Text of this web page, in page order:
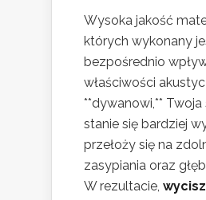
Wysoka jakość
których wykonany
bezpośrednio
właściwości
**dywanowi,** Twoja
stanie się bardziej
przełoży się na
zasypiania oraz
W rezultacie,